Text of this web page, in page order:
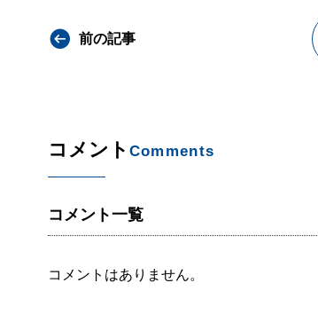
前の記事
コメント Comments
コメント一覧
コメントはありません。